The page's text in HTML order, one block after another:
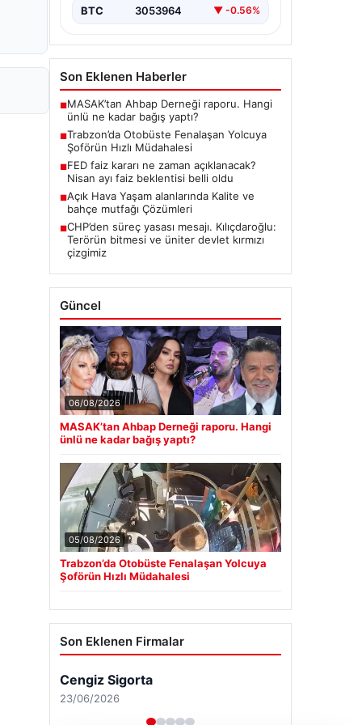
BTC 3053964 ▼ -0.56%
Son Eklenen Haberler
■MASAK’tan Ahbap Derneği raporu. Hangi
ünlü ne kadar bağış yaptı?
■Trabzon’da Otobüste Fenalaşan Yolcuya
Şoförün Hızlı Müdahalesi
■FED faiz kararı ne zaman açıklanacak?
Nisan ayı faiz beklentisi belli oldu
■Açık Hava Yaşam alanlarında Kalite ve
bahçe mutfağı Çözümleri
■CHP’den süreç yasası mesajı. Kılıçdaroğlu:
Terörün bitmesi ve üniter devlet kırmızı
çizgimiz
Güncel
06/08/2026
MASAK’tan Ahbap Derneği raporu. Hangi
ünlü ne kadar bağış yaptı?
05/08/2026
Trabzon’da Otobüste Fenalaşan Yolcuya
Şoförün Hızlı Müdahalesi
Son Eklenen Firmalar
Cengiz Sigorta
23/06/2026